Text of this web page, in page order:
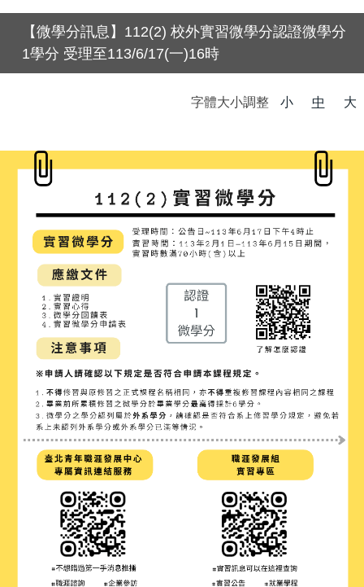
【微學分訊息】112(2) 校外實習微學分認證微學分
1學分 受理至113/6/17(一)16時
字體大小調整 小 中 大